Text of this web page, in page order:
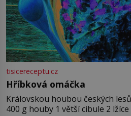
tisicereceptu.cz
Hříbková omáčka
Královskou houbou českých lesů je
400 g houby 1 větší cibule 2